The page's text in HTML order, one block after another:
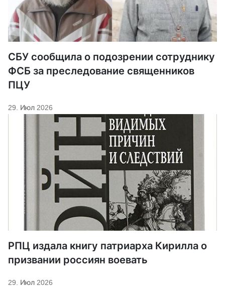
СБУ сообщила о подозрении сотруднику
ФСБ за преследование священников
ПЦУ
29. Июл 2026
РПЦ издала книгу патриарха Кирилла о
призвании россиян воевать
29. Июл 2026